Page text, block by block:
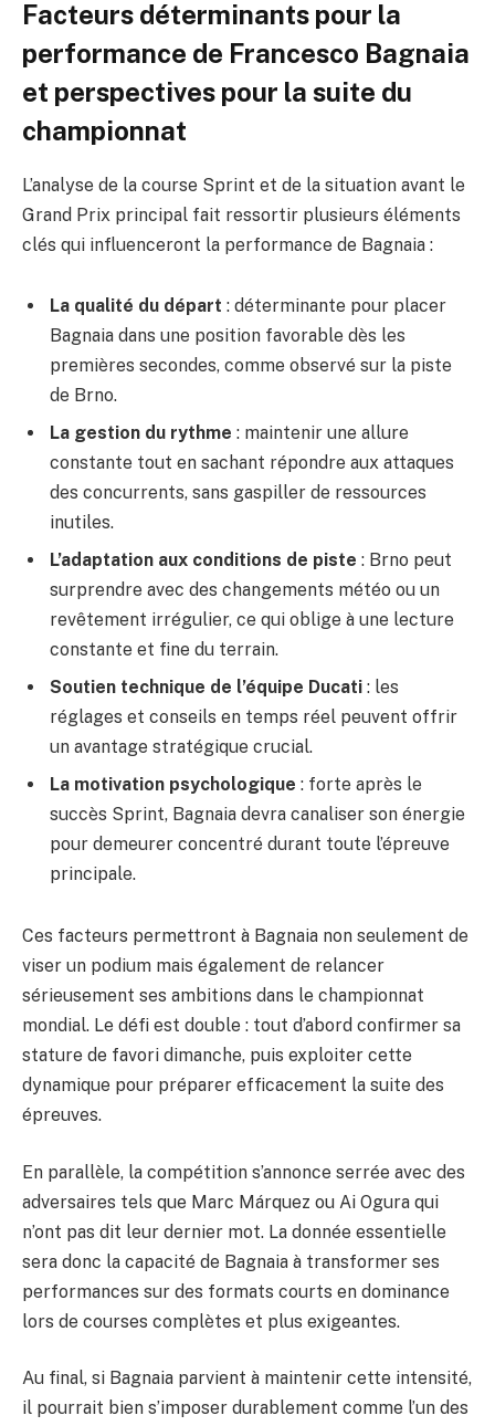
Facteurs déterminants pour la
performance de Francesco Bagnaia
et perspectives pour la suite du
championnat
L’analyse de la course Sprint et de la situation avant le
Grand Prix principal fait ressortir plusieurs éléments
clés qui influenceront la performance de Bagnaia :
La qualité du départ : déterminante pour placer
Bagnaia dans une position favorable dès les
premières secondes, comme observé sur la piste
de Brno.
La gestion du rythme : maintenir une allure
constante tout en sachant répondre aux attaques
des concurrents, sans gaspiller de ressources
inutiles.
L’adaptation aux conditions de piste : Brno peut
surprendre avec des changements météo ou un
revêtement irrégulier, ce qui oblige à une lecture
constante et fine du terrain.
Soutien technique de l’équipe Ducati : les
réglages et conseils en temps réel peuvent offrir
un avantage stratégique crucial.
La motivation psychologique : forte après le
succès Sprint, Bagnaia devra canaliser son énergie
pour demeurer concentré durant toute l’épreuve
principale.
Ces facteurs permettront à Bagnaia non seulement de
viser un podium mais également de relancer
sérieusement ses ambitions dans le championnat
mondial. Le défi est double : tout d’abord confirmer sa
stature de favori dimanche, puis exploiter cette
dynamique pour préparer efficacement la suite des
épreuves.
En parallèle, la compétition s’annonce serrée avec des
adversaires tels que Marc Márquez ou Ai Ogura qui
n’ont pas dit leur dernier mot. La donnée essentielle
sera donc la capacité de Bagnaia à transformer ses
performances sur des formats courts en dominance
lors de courses complètes et plus exigeantes.
Au final, si Bagnaia parvient à maintenir cette intensité,
il pourrait bien s’imposer durablement comme l’un des